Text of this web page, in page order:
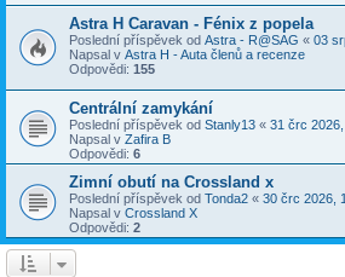
Astra H Caravan - Fénix z popela
Poslední příspěvek od Astra - R@SAG « 03
Napsal v Astra H - Auta členů a recenze
Odpovědi: 155
Centrální zamykání
Poslední příspěvek od Stanly13 « 31 črc
Napsal v Zafira B
Odpovědi: 6
Zimní obutí na Crossland x
Poslední příspěvek od Tonda2 « 30 črc 2026,
Napsal v Crossland X
Odpovědi: 2